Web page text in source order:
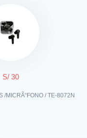
S/ 30
/MICRÃ“FONO / TE-8072N